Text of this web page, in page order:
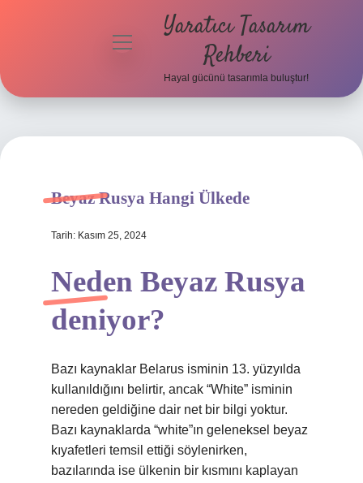
menüyü
Yaratıcı Tasarım
Rehberi
Hayal gücünü tasarımla buluştur!
Beyaz Rusya Hangi Ülkede
Tarih: Kasım 25, 2024
Neden Beyaz Rusya
deniyor?
Bazı kaynaklar Belarus isminin 13. yüzyılda
kullanıldığını belirtir, ancak “White” isminin
nereden geldiğine dair net bir bilgi yoktur.
Bazı kaynaklarda “white”ın geleneksel beyaz
kıyafetleri temsil ettiği söylenirken,
bazılarında ise ülkenin bir kısmını kaplayan